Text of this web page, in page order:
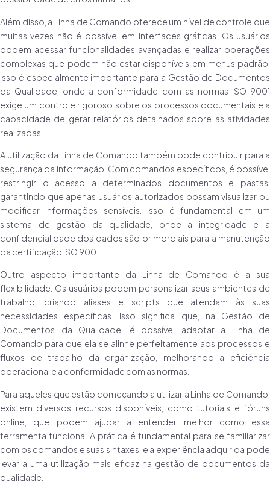
Além disso, a Linha de Comando oferece um nível de controle que
muitas vezes não é possível em interfaces gráficas. Os usuários
podem acessar funcionalidades avançadas e realizar operações
complexas que podem não estar disponíveis em menus padrão.
Isso é especialmente importante para a Gestão de Documentos
da Qualidade, onde a conformidade com as normas ISO 9001
exige um controle rigoroso sobre os processos documentais e a
capacidade de gerar relatórios detalhados sobre as atividades
realizadas.
A utilização da Linha de Comando também pode contribuir para a
segurança da informação. Com comandos específicos, é possível
restringir o acesso a determinados documentos e pastas,
garantindo que apenas usuários autorizados possam visualizar ou
modificar informações sensíveis. Isso é fundamental em um
sistema de gestão da qualidade, onde a integridade e a
confidencialidade dos dados são primordiais para a manutenção
da certificação ISO 9001.
Outro aspecto importante da Linha de Comando é a sua
flexibilidade. Os usuários podem personalizar seus ambientes de
trabalho, criando aliases e scripts que atendam às suas
necessidades específicas. Isso significa que, na Gestão de
Documentos da Qualidade, é possível adaptar a Linha de
Comando para que ela se alinhe perfeitamente aos processos e
fluxos de trabalho da organização, melhorando a eficiência
operacional e a conformidade com as normas.
Para aqueles que estão começando a utilizar a Linha de Comando,
existem diversos recursos disponíveis, como tutoriais e fóruns
online, que podem ajudar a entender melhor como essa
ferramenta funciona. A prática é fundamental para se familiarizar
com os comandos e suas sintaxes, e a experiência adquirida pode
levar a uma utilização mais eficaz na gestão de documentos da
qualidade.